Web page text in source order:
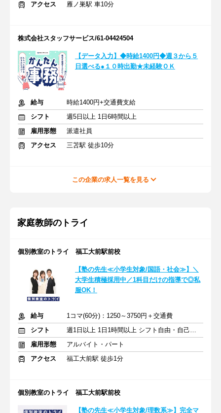
アクセス
雁ノ巣駅 車10分
株式会社スタッフサービス/61-04424504
【データ入力】◆時給1400円◆週３から５
日選べる●１０時出勤★未経験ＯＫ
給与
時給1400円+交通費支給
シフト
週5日以上 1日6時間以上
雇用形態
派遣社員
アクセス
三苫駅 徒歩10分
この企業の求人一覧を見る
家庭教師のトライ
個別教室のトライ 福工大前駅前校
【塾の先生≪小学生対象/国語・社会≫】＼
大学生積極採用中／1科目だけの指導で◎私
服OK！
給与
1コマ(60分)：1250～3750円＋交通費
シフト
週1日以上 1日1時間以上 シフト自由・自己申告
雇用形態
アルバイト・パート
アクセス
福工大前駅 徒歩1分
個別教室のトライ 福工大前駅前校
【塾の先生≪小学生対象/理数系≫】完全マ